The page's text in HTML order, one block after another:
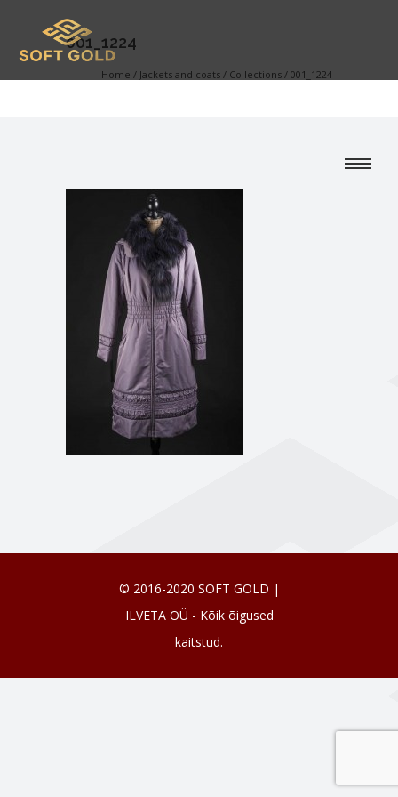
001_1224
Home / Jackets and coats / Collections / 001_1224
© 2016-2020 SOFT GOLD |
ILVETA OÜ - Kõik õigused
kaitstud.